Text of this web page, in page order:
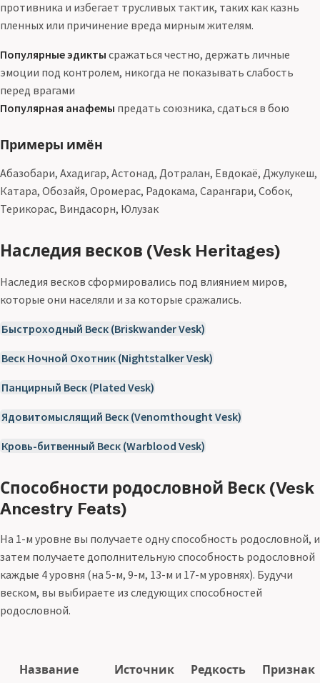
противника и избегает трусливых тактик, таких как казнь
пленных или причинение вреда мирным жителям.
Популярные эдикты сражаться честно, держать личные
эмоции под контролем, никогда не показывать слабость
перед врагами
Популярная анафемы предать союзника, сдаться в бою
Примеры имён
Абазобари, Ахадигар, Астонад, Дотралан, Евдокаё, Джулукеш,
Катара, Обозайя, Оромерас, Радокама, Сарангари, Собок,
Терикорас, Виндасорн, Юлузак
Наследия весков (Vesk Heritages)
Наследия весков сформировались под влиянием миров,
которые они населяли и за которые сражались.
Быстроходный Веск (Briskwander Vesk)
Веск Ночной Охотник (Nightstalker Vesk)
Панцирный Веск (Plated Vesk)
Ядовитомыслящий Веск (Venomthought Vesk)
Кровь-битвенный Веск (Warblood Vesk)
Способности родословной Веск (Vesk
Ancestry Feats)
На 1-м уровне вы получаете одну способность родословной, и
затем получаете дополнительную способность родословной
каждые 4 уровня (на 5-м, 9-м, 13-м и 17-м уровнях). Будучи
веском, вы выбираете из следующих способностей
родословной.
Название Источник Редкость Признак